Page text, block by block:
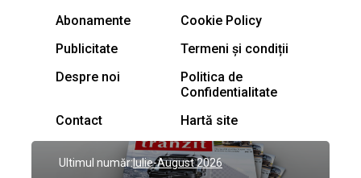
Abonamente
Cookie Policy
Publicitate
Termeni și condiții
Despre noi
Politica de
Confidentialitate
Contact
Hartă site
Ultimul număr:Iulie-August 2026